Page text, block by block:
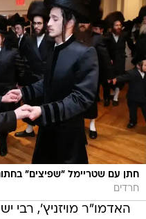
חתן עם שטריימל "שפיצים"
חרדים
האדמו"ר מויזניץ', רבי